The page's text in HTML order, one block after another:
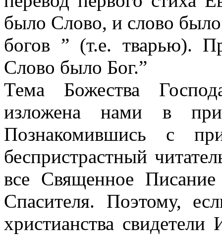
было Слово, и слово
богов ” (т.е. тварью).
Слово было Бог.”
Тема Божества
изложена нами в
Познакомившись с
беспристрастный
все Священное
Спасителя. Поэтому,
христианства